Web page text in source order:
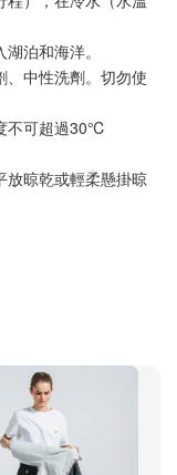
泊和海洋。
中性洗劑。切勿使
不可超過30℃
晾乾或輕柔懸掛晾